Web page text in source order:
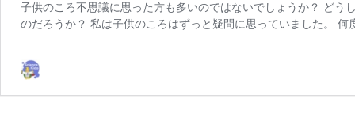
子供のころ不思議に思った方も多いのではないでしょうか？ ど
のだろうか？ 私は子供のころはずっと疑問に思っていました。